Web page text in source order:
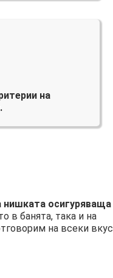
на
нишката осигуряваща
в банята, така и на
на всеки вкус